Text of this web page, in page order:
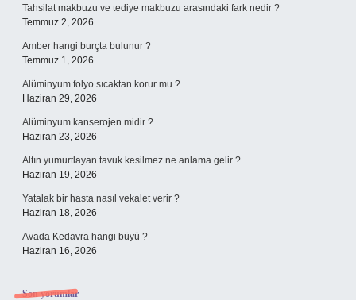
Tahsilat makbuzu ve tediye makbuzu arasındaki fark nedir ?
Temmuz 2, 2026
Amber hangi burçta bulunur ?
Temmuz 1, 2026
Alüminyum folyo sıcaktan korur mu ?
Haziran 29, 2026
Alüminyum kanserojen midir ?
Haziran 23, 2026
Altın yumurtlayan tavuk kesilmez ne anlama gelir ?
Haziran 19, 2026
Yatalak bir hasta nasıl vekalet verir ?
Haziran 18, 2026
Avada Kedavra hangi büyü ?
Haziran 16, 2026
Son yorumlar